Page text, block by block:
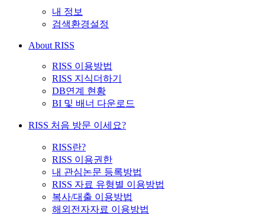
내 정보
검색환경설정
About RISS
RISS 이용방법
RISS 지식더하기
DB연계 현황
BI 및 배너 다운로드
RISS 처음 방문 이세요?
RISS란?
RISS 이용권한
내 관심논문 등록방법
RISS 자료 유형별 이용방법
복사/대출 이용방법
해외전자자료 이용방법